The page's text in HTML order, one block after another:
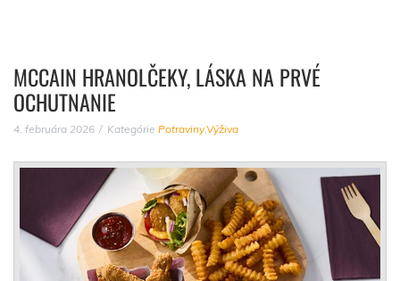
MCCAIN HRANOLČEKY, LÁSKA NA PRVÉ
OCHUTNANIE
4. februára 2026 Kategórie Potraviny,Výživa